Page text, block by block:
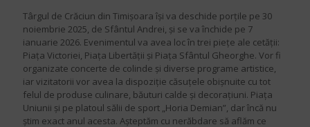
Târgul de Crăciun din Timișoara își va deschide porțile pe 30
noiembrie 2025, de Sfântul Andrei, și se va închide pe 7
ianuarie 2026. Evenimentul va avea loc în trei piețe ale cetății:
Piața Victoriei, Piața Libertății și Piața Sfântul Gheorghe. Vor fi
organizate concerte de colinde și diverse programe artistice,
iar vizitatorii vor avea la dispoziție căsuțele obișnuite cu tot
felul de produse culinare, băuturi calde și decorațiuni. Piața
Uniunii și pe platoul sălii de sport „Horia Demian”, dar încă nu
știm exact anul acesta. Așteptăm cu nerăbdare să aflăm ce